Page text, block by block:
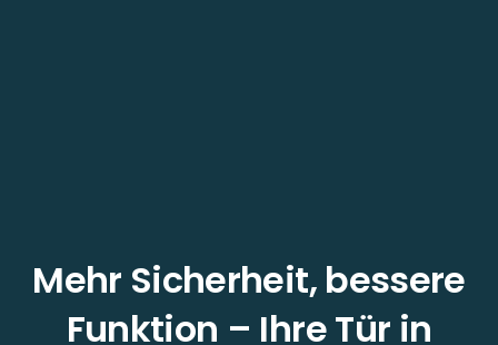
Mehr Sicherheit, bessere
Funktion – Ihre Tür in